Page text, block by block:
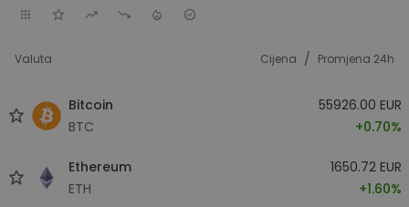
Valuta Cijena / Promjena 24h
Bitcoin
BTC
55926.00 EUR
+0.70%
Ethereum
ETH
1650.72 EUR
+1.60%